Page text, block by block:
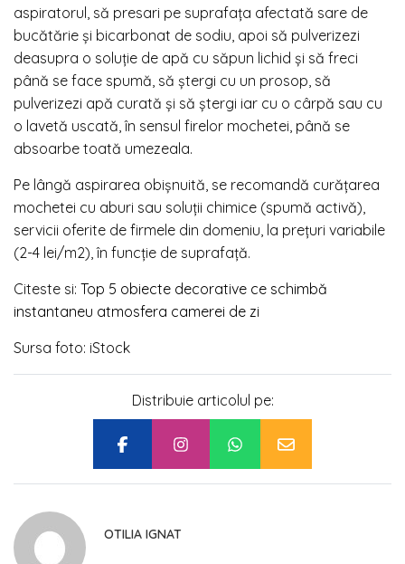
aspiratorul, să presari pe suprafața afectată sare de
bucătărie și bicarbonat de sodiu, apoi să pulverizezi
deasupra o soluție de apă cu săpun lichid și să freci
până se face spumă, să ștergi cu un prosop, să
pulverizezi apă curată și să ștergi iar cu o cârpă sau cu
o lavetă uscată, în sensul firelor mochetei, până se
absoarbe toată umezeala.
Pe lângă aspirarea obișnuită, se recomandă curățarea
mochetei cu aburi sau soluții chimice (spumă activă),
servicii oferite de firmele din domeniu, la prețuri variabile
(2-4 lei/m2), în funcție de suprafață.
Citeste si: Top 5 obiecte decorative ce schimbă
instantaneu atmosfera camerei de zi
Sursa foto: iStock
Distribuie articolul pe:
OTILIA IGNAT